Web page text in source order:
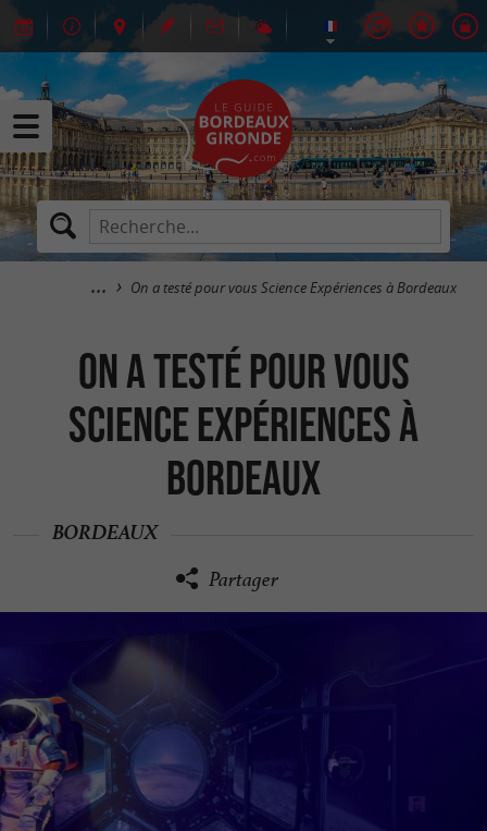
On a testé pour vous Science Expériences à Bordeaux
On a testé pour vous
Science Expériences à
Bordeaux
BORDEAUX
Partager